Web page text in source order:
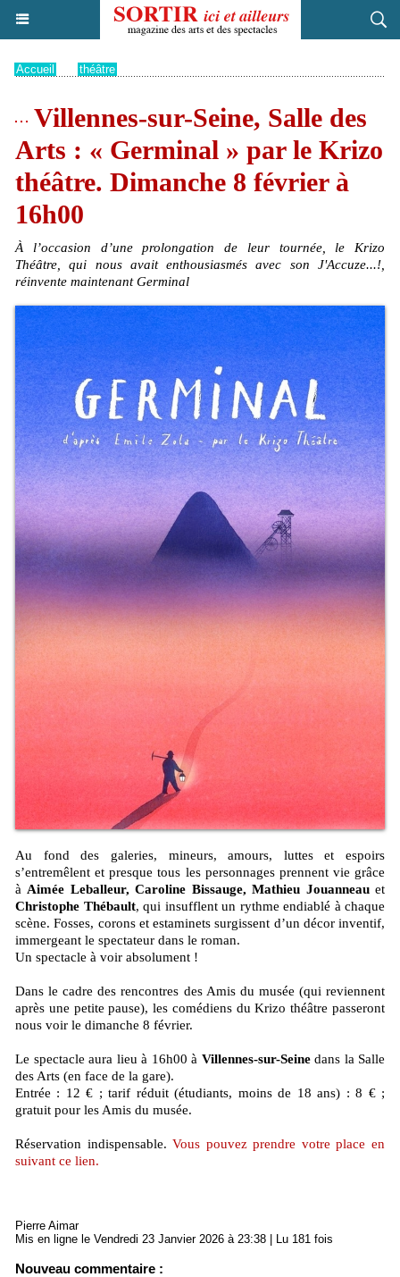
Accueil théâtre
Villennes-sur-Seine, Salle des
Arts : « Germinal » par le Krizo
théâtre. Dimanche 8 février à
16h00
À l’occasion d’une prolongation de leur tournée, le Krizo
Théâtre, qui nous avait enthousiasmés avec son J'Accuze...!,
réinvente maintenant Germinal
Au fond des galeries, mineurs, amours, luttes et espoirs
s’entremêlent et presque tous les personnages prennent vie grâce
à Aimée Leballeur, Caroline Bissauge, Mathieu Jouanneauet
Christophe Thébault, qui insufflent un rythme endiablé à chaque
scène. Fosses, corons et estaminets surgissent d’un décor inventif,
immergeant le spectateur dans le roman.
Un spectacle à voir absolument !
Dans le cadre des rencontres des Amis du musée (qui reviennent
après une petite pause), les comédiens du Krizo théâtre passeront
nous voir le dimanche 8 février.
Le spectacle aura lieu à 16h00 à Villennes-sur-Seinedans la Salle
des Arts (en face de la gare).
Entrée : 12 € ; tarif réduit (étudiants, moins de 18 ans) : 8 € ;
gratuit pour les Amis du musée.
Réservation indispensable.Vous pouvez prendre votre place en
suivant ce lien.
Pierre Aimar
Mis en ligne le Vendredi 23 Janvier 2026 à 23:38 | Lu 181 fois
Nouveau commentaire :